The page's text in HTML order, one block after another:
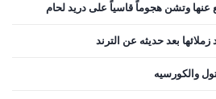
عنها وتشن هجوماً قاسياً على دريد لحام
بعد حديثه عن الترند
والكورسيه